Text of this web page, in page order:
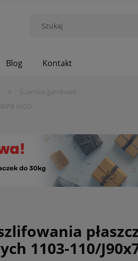
Blog Kontakt
» Ściernice garnkowe
INCO
1103-110/